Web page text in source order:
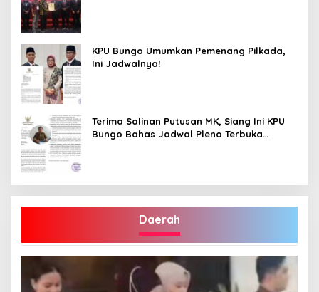
KPU Bungo Umumkan Pemenang Pilkada,
Ini Jadwalnya!
Terima Salinan Putusan MK, Siang Ini KPU
Bungo Bahas Jadwal Pleno Terbuka
Daerah